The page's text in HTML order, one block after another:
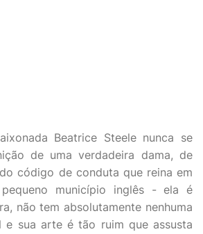
Beatrice Steele nunca se
de uma verdadeira dama, de
código de conduta que reina em
pequeno município inglês - ela é
não tem absolutamente nenhuma
e sua arte é tão ruim que assusta